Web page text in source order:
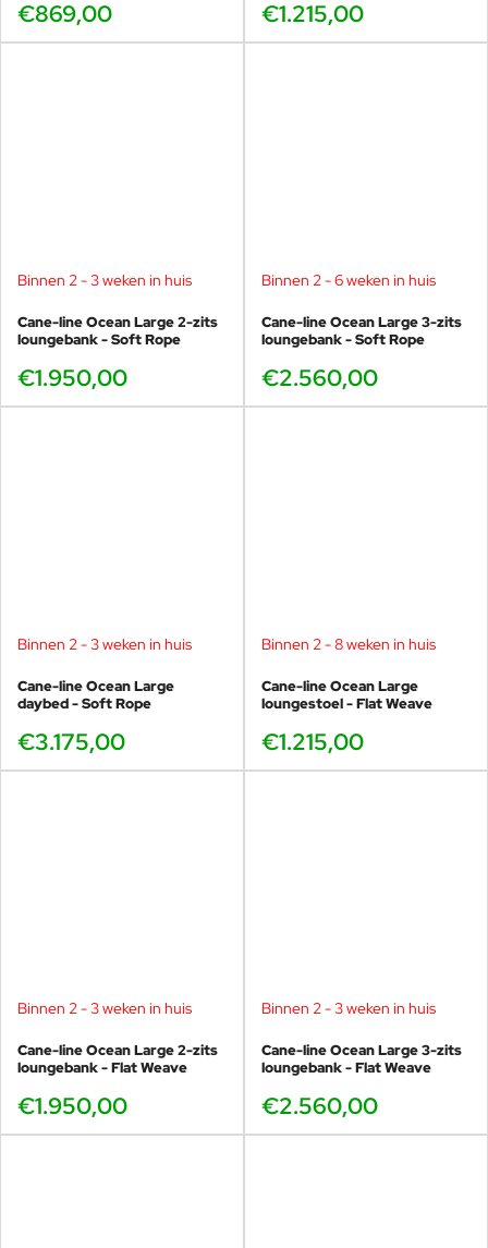
Cane-line ontwerpteam
€869,00 €1.215,00
Binnen 2 - 3 weken in huis
Cane-line Ocean Large 2-zits
loungebank - Soft Rope
€1.950,00
Binnen 2 - 6 weken in huis
Cane-line Ocean Large 3-zits
loungebank - Soft Rope
€2.560,00
Binnen 2 - 3 weken in huis
Cane-line Ocean Large
daybed - Soft Rope
€3.175,00
Binnen 2 - 8 weken in huis
Cane-line Ocean Large
loungestoel - Flat Weave
€1.215,00
Binnen 2 - 3 weken in huis
Cane-line Ocean Large 2-zits
loungebank - Flat Weave
€1.950,00
Binnen 2 - 3 weken in huis
Cane-line Ocean Large 3-zits
loungebank - Flat Weave
€2.560,00